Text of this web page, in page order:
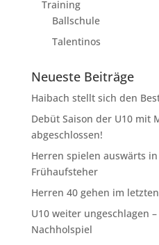
Training
Ballschule
Talentinos
Neueste Beiträge
Haibach stellt sich den
Debüt Saison der U10 mit
abgeschlossen!
Herren spielen auswärts
Frühaufsteher
Herren 40 gehen im
U10 weiter ungeschlagen
Nachholspiel